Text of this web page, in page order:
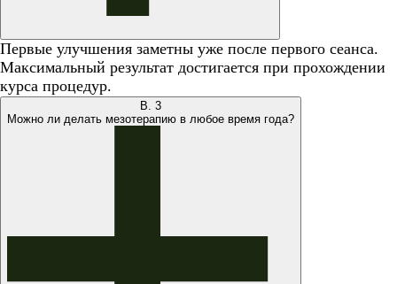
Первые улучшения заметны уже после первого сеанса.
Максимальный результат достигается при прохождении
курса процедур.
В. 3
Можно ли делать мезотерапию в любое время года?